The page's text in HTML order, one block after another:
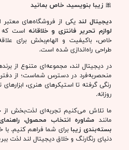
🎀زیبا بنویسید، خاص بمانید
دیجیتال لند یکی از فروشگاه‌های معتبر
لوازم تحریر فانتزی و خلاقانه است که
خاص، باکیفیت و الهام‌بخش برای
طراحی راه‌اندازی شده است.
در دیجیتال لند، مجموعه‌ای متنوع از
منحصربه‌فرد در دسترس شماست؛ از
رنگی گرفته تا استیکرهای هنری، ابزارهای
روزانه.
ما تلاش می‌کنیم تجربه‌ای لذت‌بخش از
مانند مشاوره انتخاب محصول،
بسته‌بندی زیبابرای شما فراهم کنیم. با
دنیای رنگارنگ و خلاق دیجیتال لند لذت